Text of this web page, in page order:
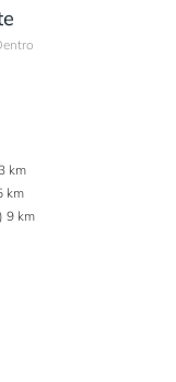
km
km
9 km